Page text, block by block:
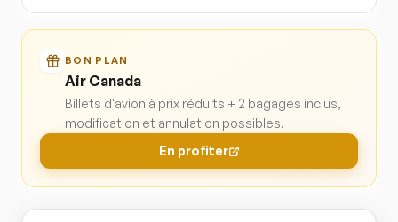
BON PLAN
Air Canada
Billets d'avion à prix réduits + 2 bagages inclus,
modification et annulation possibles.
En profiter